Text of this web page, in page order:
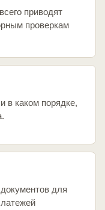
приводят
проверкам
в каком порядке,
для